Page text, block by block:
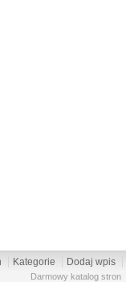
Kategorie Dodaj wpis
Darmowy katalog stron